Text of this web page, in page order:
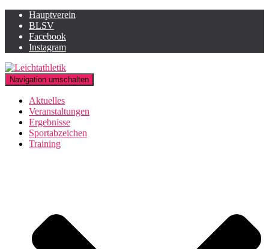
Hauptverein
BLSV
Facebook
Instagram
Navigation umschalten
Aktuelles
Veranstaltungen
Ergebnisse
Sportabzeichen
Training